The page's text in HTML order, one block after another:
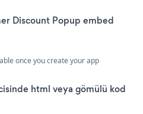
Discount Popup embed
once you create your app
html veya gömülü kod